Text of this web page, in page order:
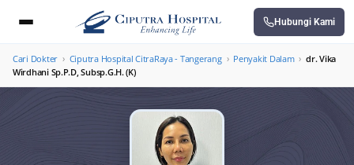
Hubungi Kami
Cari Dokter › Ciputra Hospital CitraRaya - Tangerang › Penyakit Dalam › dr. Vika
Wirdhani Sp.P.D, Subsp.G.H. (K)